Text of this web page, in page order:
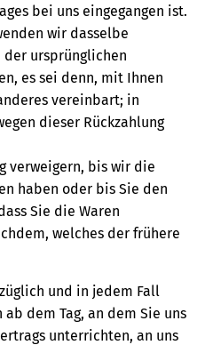
bei uns eingegangen ist.
wir dasselbe
ursprünglichen
es sei denn, mit Ihnen
vereinbart; in
dieser Rückzahlung
verweigern, bis wir die
haben oder bis Sie den
Sie die Waren
welches der frühere
und in jedem Fall
dem Tag, an dem Sie uns
unterrichten, an uns